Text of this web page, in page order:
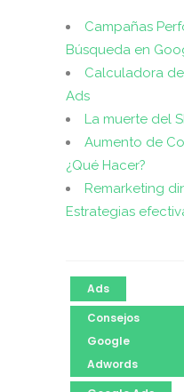
Campañas
Búsqueda en
Calculadora
Ads
La muerte del
Aumento de
¿Qué Hacer?
Remarketing
Estrategias
Ads
Consejos
Google
Adwords